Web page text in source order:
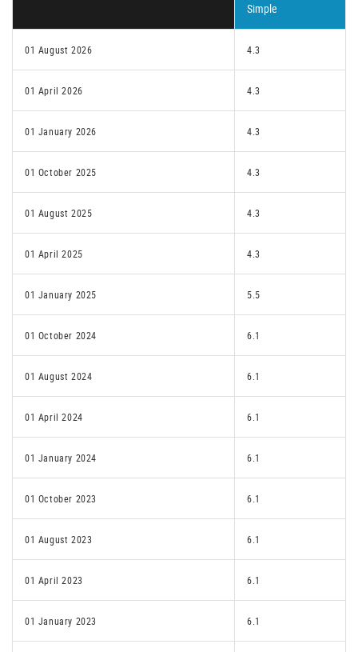
Simple
01 August 2026 4.3
01 April 2026 4.3
01 January 2026 4.3
01 October 2025 4.3
01 August 2025 4.3
01 April 2025 4.3
01 January 2025 5.5
01 October 2024 6.1
01 August 2024 6.1
01 April 2024 6.1
01 January 2024 6.1
01 October 2023 6.1
01 August 2023 6.1
01 April 2023 6.1
01 January 2023 6.1